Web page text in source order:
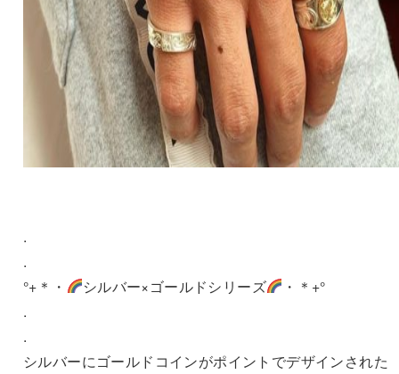
.
.
°+＊・
シルバー×ゴールドシリーズ
・＊+°
.
.
シルバーにゴールドコインがポイントでデザインされた